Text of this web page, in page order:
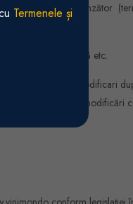
Termenele și
stabilite de vânzător
factura proformă etc.
care doriţi alte modificari
a aplica aceste modificări